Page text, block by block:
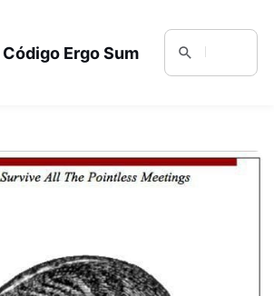
Código Ergo Sum